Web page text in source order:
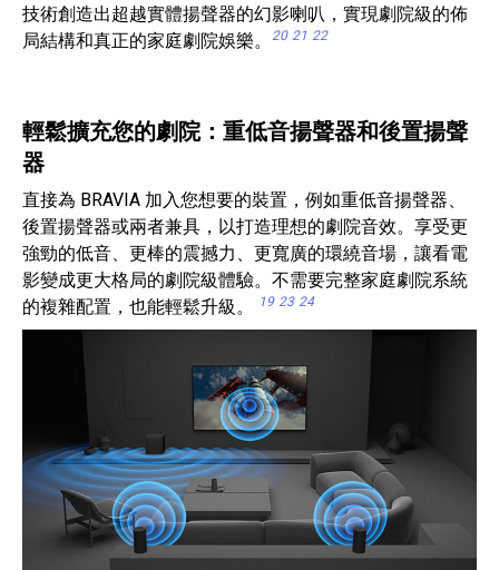
技術創造出超越實體揚聲器的幻影喇叭，實現劇院級的佈
局結構和真正的家庭劇院娛樂。
20 21 22
輕鬆擴充您的劇院：重低音揚聲器和後置揚聲
器
直接為 BRAVIA 加入您想要的裝置，例如重低音揚聲器、
後置揚聲器或兩者兼具，以打造理想的劇院音效。享受更
強勁的低音、更棒的震撼力、更寬廣的環繞音場，讓看電
影變成更大格局的劇院級體驗。不需要完整家庭劇院系統
的複雜配置，也能輕鬆升級。
19 23 24